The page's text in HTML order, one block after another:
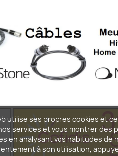
utilise ses propres cookies et
services et vous montrer des
en analysant vos habitudes de
à son utilisation,